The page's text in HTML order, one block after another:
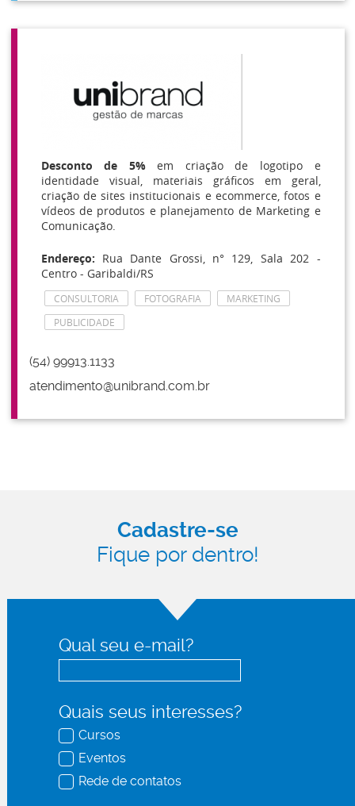
Desconto de 5%em criação de logotipo e
identidade visual, materiais gráficos em geral,
criação de sites institucionais e ecommerce, fotos e
vídeos de produtos e planejamento de Marketing e
Comunicação.
Endereço: Rua Dante Grossi, n° 129, Sala 202 -
Centro - Garibaldi/RS
CONSULTORIA FOTOGRAFIA
MARKETING
PUBLICIDADE
(54) 99913.1133
atendimento@unibrand.com.br
Cadastre-se
Fique por dentro!
Qual seu e-mail?
Quais seus interesses?
Cursos
Eventos
Rede de contatos